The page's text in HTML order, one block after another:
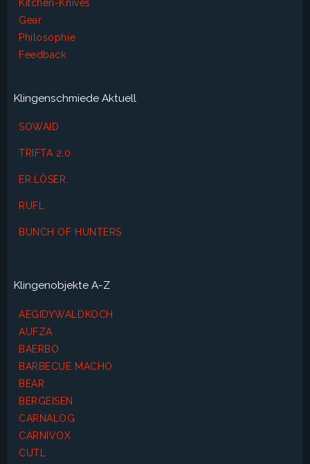
Kitchen-Knives
Gear
Philosophie
Feedback
Klingenschmiede Aktuell
SOWAID
TRIFTA 2.0
ER.LÖSER.
RUFL
BUNCH OF HUNTERS
Klingenobjekte A-Z
AEGIDYWALDKOCH
AUFZA
BAERBO
BARBECUE MACHO
BEAR
BERGEISEN
CARNALOG
CARNIVOX
CUTL